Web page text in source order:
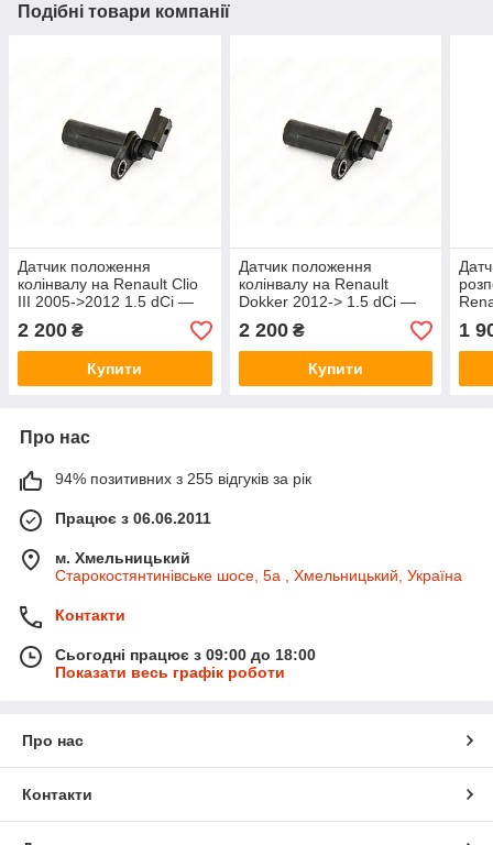
Подібні товари компанії
Датчик положення
колінвалу на Renault Clio
III 2005->2012 1.5 dCi —
Nissan (Оригінал) - 23750-
00Q0B
2 200 ₴
Купити
Датчик положення
колінвалу на Renault
Dokker 2012-> 1.5 dCi —
Nissan (Оригінал) - 23750-
00Q0B
2 200₴
Купити
1
Про нас
94% позитивних з 255 відгуків за рік
Працює з 06.06.2011
м. Хмельницький
Старокостянтинівське шосе, 5а , Хмельницький, Україна
Контакти
Сьогодні працює з 09:00 до 18:00
Показати весь графік роботи
Про нас
Контакти